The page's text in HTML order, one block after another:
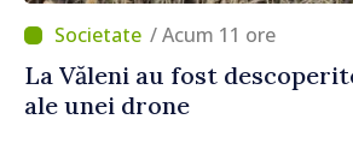
/ Acum 11 ore
La Văleni au fost
ale unei drone